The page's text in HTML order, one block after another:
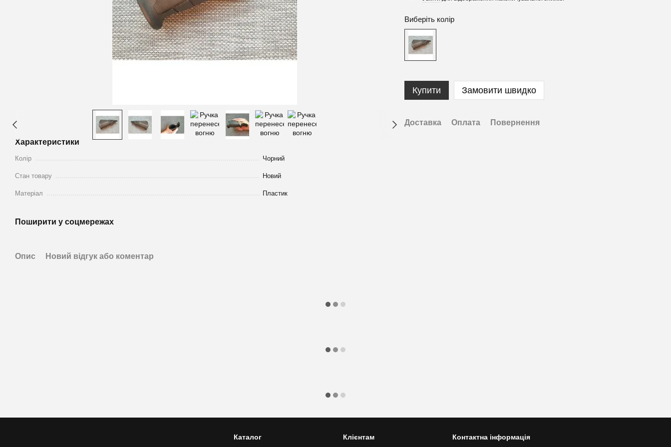
Характеристики
Колір Чорний
Стан товару Новий
Матеріал Пластик
Поширити у соцмережах
Виберіть колір
Купити Замовити швидко
Доставка Оплата Повернення
Опис Новий відгук або коментар
Каталог Клієнтам Контактна інформація